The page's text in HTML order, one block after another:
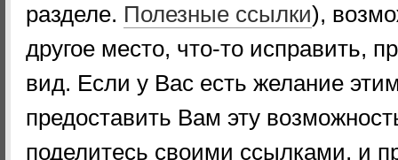
разделе. Полезные ссылки),
другое место, что-то исправить,
вид. Если у Вас есть желание
предоставить Вам эту
поделитесь своими ссылками, и